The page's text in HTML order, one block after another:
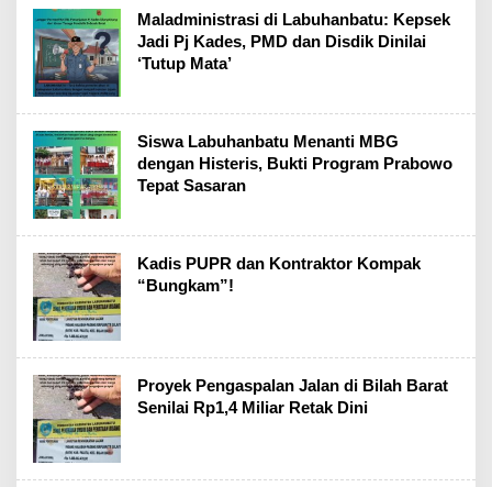
Maladministrasi di Labuhanbatu: Kepsek
Jadi Pj Kades, PMD dan Disdik Dinilai
‘Tutup Mata’
Siswa Labuhanbatu Menanti MBG
dengan Histeris, Bukti Program Prabowo
Tepat Sasaran
Kadis PUPR dan Kontraktor Kompak
“Bungkam”!
Proyek Pengaspalan Jalan di Bilah Barat
Senilai Rp1,4 Miliar Retak Dini